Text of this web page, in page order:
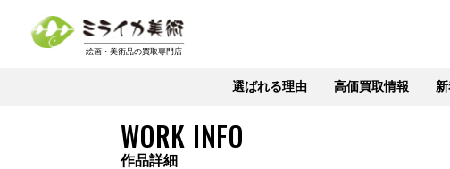
選ばれる理由 高価買取情報
WORK INFO
作品詳細